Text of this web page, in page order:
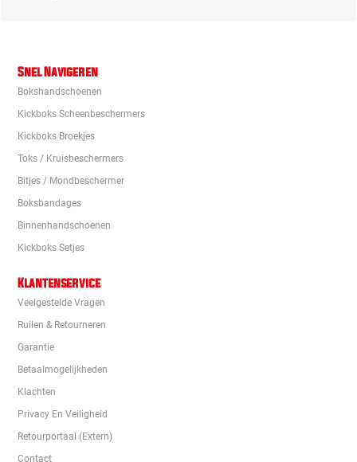
Snel Navigeren
Bokshandschoenen
Kickboks Scheenbeschermers
Kickboks Broekjes
Toks / Kruisbeschermers
Bitjes / Mondbeschermer
Boksbandages
Binnenhandschoenen
Kickboks Setjes
Klantenservice
Veelgestelde Vragen
Ruilen & Retourneren
Garantie
Betaalmogelijkheden
Klachten
Privacy En Veiligheid
Retourportaal (extern)
Contact